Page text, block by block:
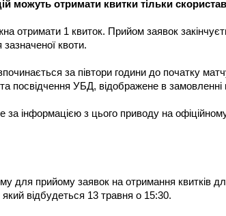
можуть отримати квитки тільки
отримати 1 квиток. Прийом заявок
квоти.
за півтори години до початку
посвідчення УБД, відображене в
за інформацією з цього приводу на
для прийому заявок на отримання квитків
відбудеться 13 травня о 15:30.